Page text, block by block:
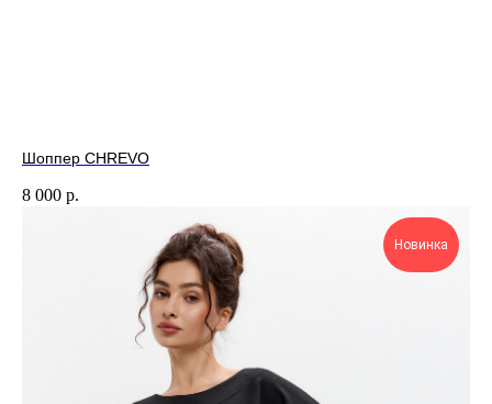
Шоппер CHREVO
8 000 р.
Новинка